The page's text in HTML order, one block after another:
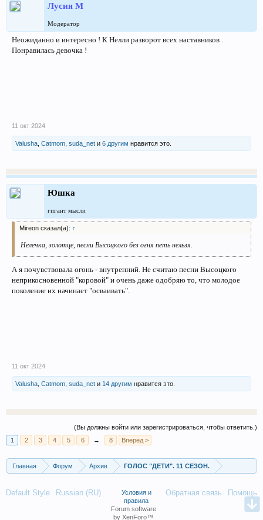
Лусия М
Модератор
Неожиданно и интересно ! К Нелли разворот всех наставников .
Понравилась девочка !
11 окт 2024
Valusha Catmom suda_net и 6 другим нравится это.
Юшка
гигант мысли
Mireon сказал(а): ↑
Нелечка, золотце, песни Высоцкого без огня петь нельзя.
А я почувствовала огонь - внутренний. Не считаю песни Высоцкого
неприкосновенной "коровой" и очень даже одобряю то, что молодое
поколение их начинает "осваивать".
11 окт 2024
Valusha Catmom suda_net и 14 другим нравится это.
(Вы должны войти или зарегистрироваться, чтобы ответить.)
1
2 3 4 5 6 → 8 Вперёд >
Главная Форум Архив ГОЛОС "ДЕТИ". 11 СЕЗОН.
Default Style Russian (RU) Обратная связь Помощь
Условия и
правила
Forum software
by XenForo™